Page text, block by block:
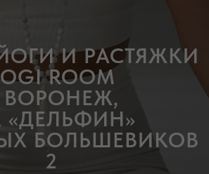
И РАСТЯЖКИ
ROOM
ВОРОНЕЖ,
БОЛЬШЕВИКОВ
2